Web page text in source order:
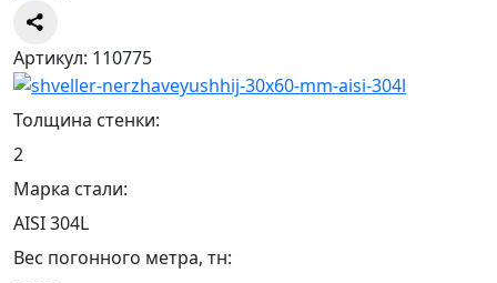
Артикул: 110775
Толщина стенки:
2
Марка стали:
AISI 304L
Вес погонного метра, тн: